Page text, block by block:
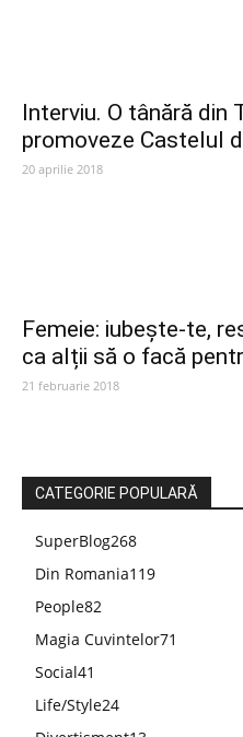
Interviu. O tânără din
promoveze Castelul
20 aprilie 2018
Femeie: iubește-te,
ca alții să o facă
21 februarie 2018
CATEGORIE POPULARĂ
SuperBlog268
Din Romania119
People82
Magia Cuvintelor71
Social41
Life/Style24